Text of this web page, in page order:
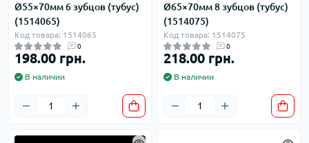
Ø55×70мм 6 зубцов (тубус)
(1514065)
Код товара: 1514065
0
198.00 грн.
В наличии
Ø65×70мм 8 зубцов (тубус)
(1514075)
Код товара: 1514075
0
218.00 грн.
В наличии